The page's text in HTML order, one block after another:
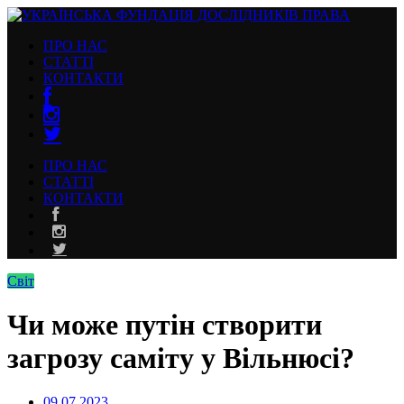
ПРО НАС
СТАТТІ
КОНТАКТИ
ПРО НАС
СТАТТІ
КОНТАКТИ
Світ
Чи може путін створити
загрозу саміту у Вільнюсі?